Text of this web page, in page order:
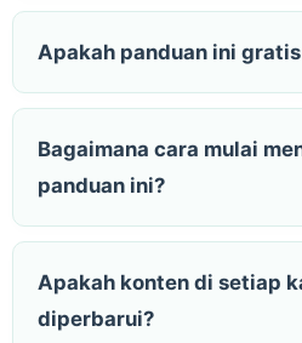
Apakah panduan ini
Bagaimana cara mulai
panduan ini?
Apakah konten di setiap
diperbarui?